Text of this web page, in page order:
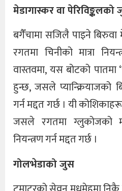
मेडागास्कर वा
बगैँचामा सजिलै पाइने बिरुवा
रगतमा चिनीको मात्रा
वास्तवमा, यस बोटको
हुन्छ, जसले प्यान्क्रियाजको
गर्न मद्दत गर्छ । यी
जसले रगतमा ग्लुकोजको
नियन्त्रण गर्न मद्दत गर्छ ।
गोलभेडाको जुस